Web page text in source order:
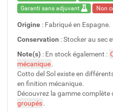
Garanti sans adjuvant
Non
Origine : Fabriqué en Espagne.
Conservation : Stocker au sec
Note(s) : En stock également :
mécanique.
Cotto del Sol existe en
en finition mécanique.
Découvrez la gamme complète
groupés.